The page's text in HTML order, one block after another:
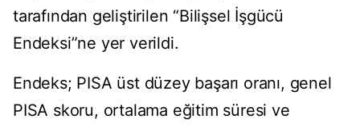
tarafından geliştirilen “Bilişsel İşgücü
Endeksi”ne yer verildi.
Endeks; PISA üst düzey başarı oranı, genel
PISA skoru, ortalama eğitim süresi ve